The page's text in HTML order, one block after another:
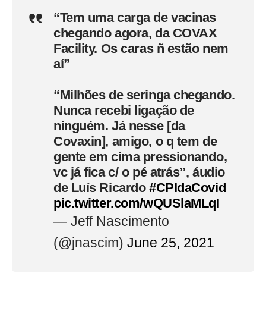
“Tem uma carga de vacinas
chegando agora, da COVAX
Facility. Os caras ñ estão nem
aí”
“Milhões de seringa chegando.
Nunca recebi ligação de
ninguém. Já nesse [da
Covaxin], amigo, o q tem de
gente em cima pressionando,
vc já fica c/ o pé atrás”, áudio
de Luís Ricardo #CPIdaCovid
pic.twitter.com/wQUSlaMLqI
— Jeff Nascimento
(@jnascim) June 25, 2021